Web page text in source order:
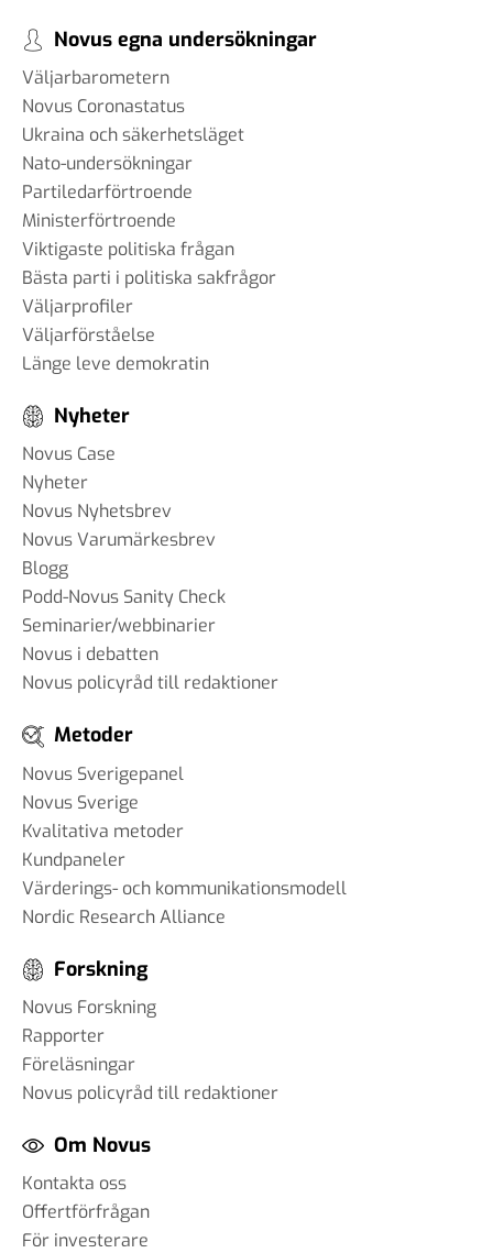
Novus egna undersökningar
Väljarbarometern
Novus Coronastatus
Ukraina och säkerhetsläget
Nato-undersökningar
Partiledarförtroende
Ministerförtroende
Viktigaste politiska frågan
Bästa parti i politiska sakfrågor
Väljarprofiler
Väljarförståelse
Länge leve demokratin
Nyheter
Novus Case
Nyheter
Novus Nyhetsbrev
Novus Varumärkesbrev
Blogg
Podd-Novus Sanity Check
Seminarier/webbinarier
Novus i debatten
Novus policyråd till redaktioner
Metoder
Novus Sverigepanel
Novus Sverige
Kvalitativa metoder
Kundpaneler
Värderings- och kommunikationsmodell
Nordic Research Alliance
Forskning
Novus Forskning
Rapporter
Föreläsningar
Novus policyråd till redaktioner
Om Novus
Kontakta oss
Offertförfrågan
För investerare